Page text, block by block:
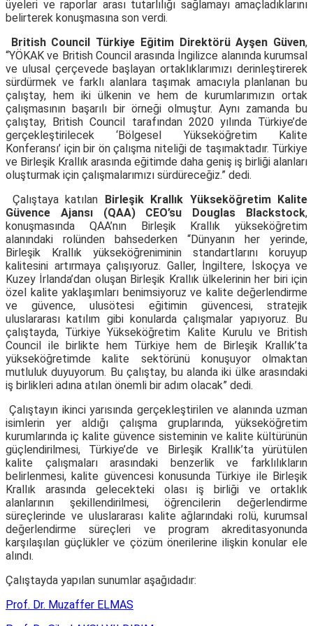
üyeleri ve raporlar arası tutarlılığı sağlamayı amaçladıklarını
belirterek konuşmasına son verdi.
British Council Türkiye Eğitim Direktörü Ayşen Güven,
“YÖKAK ve British Council arasında İngilizce alanında kurumsal
ve ulusal çerçevede başlayan ortaklıklarımızı derinleştirerek
sürdürmek ve farklı alanlara taşımak amacıyla planlanan bu
çalıştay, hem iki ülkenin ve hem de kurumlarımızın ortak
çalışmasının başarılı bir örneği olmuştur. Aynı zamanda bu
çalıştay, British Council tarafından 2020 yılında Türkiye’de
gerçekleştirilecek ‘Bölgesel Yükseköğretim Kalite
Konferansı’ için bir ön çalışma niteliği de taşımaktadır. Türkiye
ve Birleşik Krallık arasında eğitimde daha geniş iş birliği alanları
oluşturmak için çalışmalarımızı sürdüreceğiz.” dedi.
Çalıştaya katılan Birleşik Krallık Yükseköğretim Kalite
Güvence Ajansı (QAA) CEO’su Douglas Blackstock,
konuşmasında QAA’nın Birleşik Krallık yükseköğretim
alanındaki rolünden bahsederken “Dünyanın her yerinde,
Birleşik Krallık yükseköğreniminin standartlarını koruyup
kalitesini artırmaya çalışıyoruz. Galler, İngiltere, İskoçya ve
Kuzey İrlanda’dan oluşan Birleşik Krallık ülkelerinin her biri için
özel kalite yaklaşımları benimsiyoruz ve kalite değerlendirme
ve güvence, ulusötesi eğitimin güvencesi, stratejik
uluslararası katılım gibi konularda çalışmalar yapıyoruz. Bu
çalıştayda, Türkiye Yükseköğretim Kalite Kurulu ve British
Council ile birlikte hem Türkiye hem de Birleşik Krallık’ta
yükseköğretimde kalite sektörünü konuşuyor olmaktan
mutluluk duyuyorum. Bu çalıştay, bu alanda iki ülke arasındaki
iş birlikleri adına atılan önemli bir adım olacak” dedi.
Çalıştayın ikinci yarısında gerçekleştirilen ve alanında uzman
isimlerin yer aldığı çalışma gruplarında, yükseköğretim
kurumlarında iç kalite güvence sisteminin ve kalite kültürünün
güçlendirilmesi, Türkiye’de ve Birleşik Krallık’ta yürütülen
kalite çalışmaları arasındaki benzerlik ve farklılıkların
belirlenmesi, kalite güvencesi konusunda Türkiye ile Birleşik
Krallık arasında gelecekteki olası iş birliği ve ortaklık
alanlarının şekillendirilmesi, öğrencilerin değerlendirme
süreçlerinde ve uluslararası kalite ağlarındaki rolü, kurumsal
değerlendirme süreçleri ve program akreditasyonunda
karşılaşılan güçlükler ve çözüm önerilerine ilişkin konular ele
alındı.
Çalıştayda yapılan sunumlar aşağıdadır:
Prof. Dr. Muzaffer ELMAS